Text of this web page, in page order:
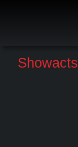
Showacts